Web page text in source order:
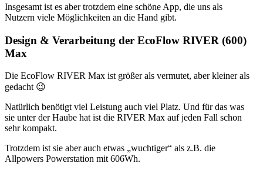
Insgesamt ist es aber trotzdem eine schöne App, die uns als
Nutzern viele Möglichkeiten an die Hand gibt.
Design & Verarbeitung der EcoFlow RIVER (600)
Max
Die EcoFlow RIVER Max ist größer als vermutet, aber kleiner als
gedacht 😉
Natürlich benötigt viel Leistung auch viel Platz. Und für das was
sie unter der Haube hat ist die RIVER Max auf jeden Fall schon
sehr kompakt.
Trotzdem ist sie aber auch etwas „wuchtiger“ als z.B. die
Allpowers Powerstation mit 606Wh.